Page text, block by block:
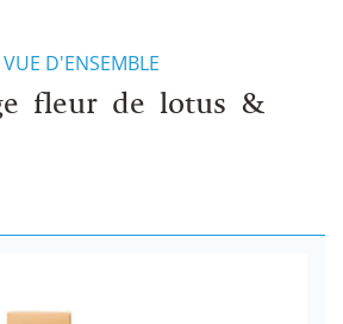
D'ENSEMBLE
fleur de lotus &